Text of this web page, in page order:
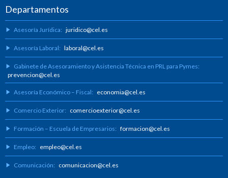
Departamentos
Asesoría Jurídica: juridico@cel.es
Asesoría Laboral: laboral@cel.es
Gabinete de Asesoramiento y Asistencia Técnica en PRL para Pymes:
prevencion@cel.es
Asesoría Económico – Fiscal: economia@cel.es
Comercio Exterior: comercioexterior@cel.es
Formación – Escuela de Empresarios: formacion@cel.es
Empleo: empleo@cel.es
Comunicación: comunicacion@cel.es